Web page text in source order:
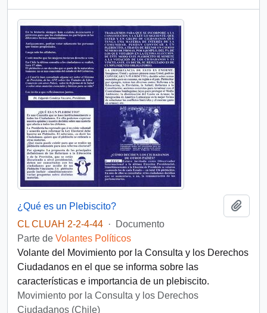
¿Qué es un Plebiscito?
CL CLUAH 2-2-4-44 ·
Documento
Parte de Volantes Políticos
Volante del Movimiento por la Consulta y los Derechos
Ciudadanos en el que se informa sobre las
características e importancia de un plebiscito.
Movimiento por la Consulta y los Derechos
Ciudadanos (Chile)